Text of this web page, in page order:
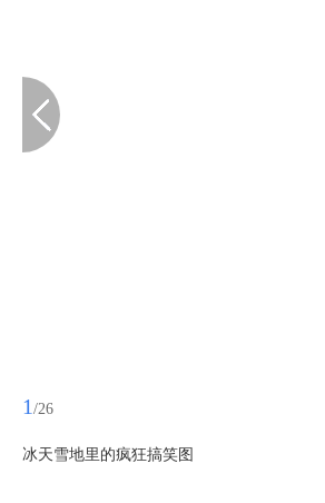
1 /26
冰天雪地里的疯狂搞笑图